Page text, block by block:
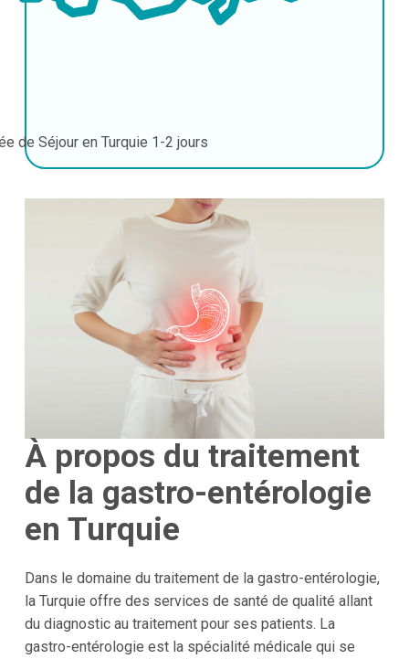
de Séjour en Turquie 1-2 jours
À propos du traitement
de la gastro-entérologie
en Turquie
Dans le domaine du traitement de la gastro-entérologie,
la Turquie offre des services de santé de qualité allant
du diagnostic au traitement pour ses patients. La
gastro-entérologie est la spécialité médicale qui se